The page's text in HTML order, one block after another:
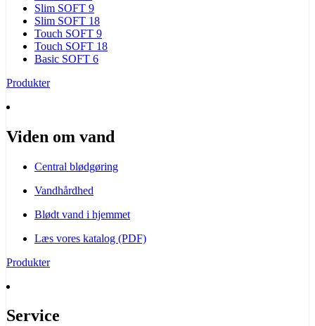
Slim SOFT 9
Slim SOFT 18
Touch SOFT 9
Touch SOFT 18
Basic SOFT 6
Produkter
Viden om vand
Central blødgøring
Vandhårdhed
Blødt vand i hjemmet
Læs vores katalog (PDF)
Produkter
Service